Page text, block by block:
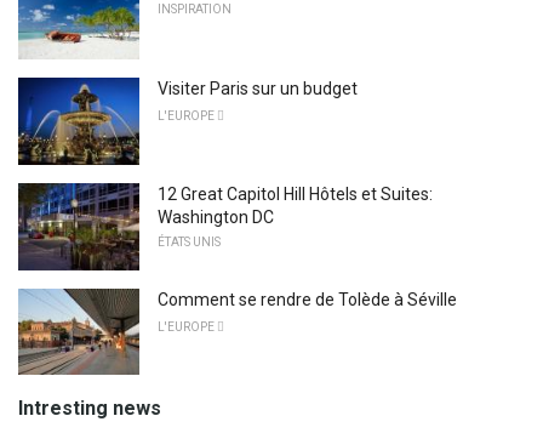
INSPIRATION
Visiter Paris sur un budget
L'EUROPE 
12 Great Capitol Hill Hôtels et Suites:
Washington DC
ÉTATS UNIS
Comment se rendre de Tolède à Séville
L'EUROPE 
Intresting news